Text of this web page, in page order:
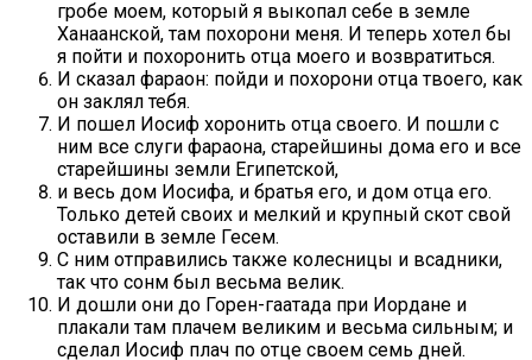
гробе моем, который я выкопал себе в земле
Ханаанской, там похорони меня. И теперь хотел бы
я пойти и похоронить отца моего и возвратиться.
И сказал фараон: пойди и похорони отца твоего, как
он заклял тебя.
И пошел Иосиф хоронить отца своего. И пошли с
ним все слуги фараона, старейшины дома его и все
старейшины земли Египетской,
и весь дом Иосифа, и братья его, и дом отца его.
Только детей своих и мелкий и крупный скот свой
оставили в земле Гесем.
С ним отправились также колесницы и всадники,
так что сонм был весьма велик.
И дошли они до Горен-гаатада при Иордане и
плакали там плачем великим и весьма сильным; и
сделал Иосиф плач по отце своем семь дней.